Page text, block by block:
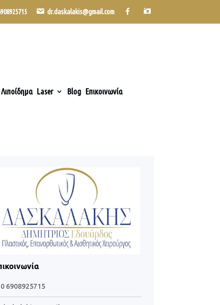
dr.daskalakis@gmail.com
Λιποίδημα Laser Blog Επικοινωνία
6908925715